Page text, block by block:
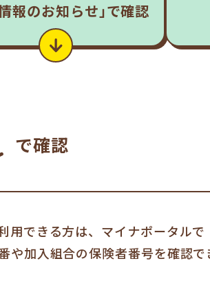
報のお知らせ｣で確認
で確認
用できる方は、マイナポータルで
や加入組合の保険者番号を確認で